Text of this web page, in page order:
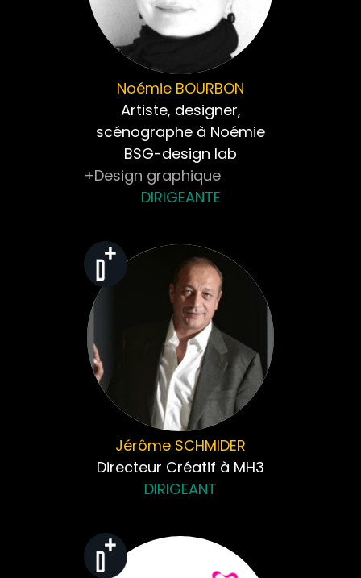
Noémie BOURBON
Artiste, designer,
scénographe à Noémie
BSG-design lab
+Design graphique
DIRIGEANTE
Jérôme SCHMIDER
Directeur Créatif à MH3
DIRIGEANT